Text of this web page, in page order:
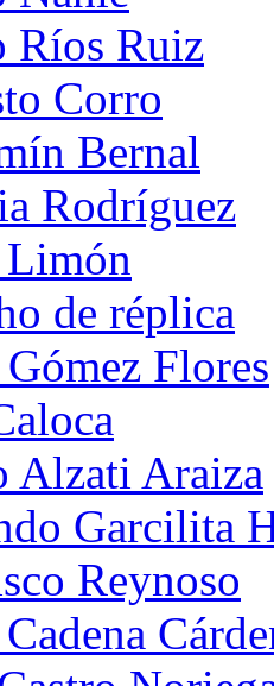
Ríos Ruiz
Corro
Bernal
Rodríguez
de réplica
Flores
Alzati Araiza
Garcilita
Reynoso